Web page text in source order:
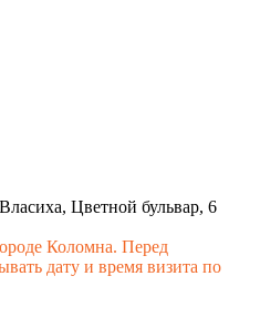
Цветной бульвар, 6
Коломна. Перед
дату и время визита по